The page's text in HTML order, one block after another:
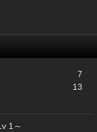
7
13
1～